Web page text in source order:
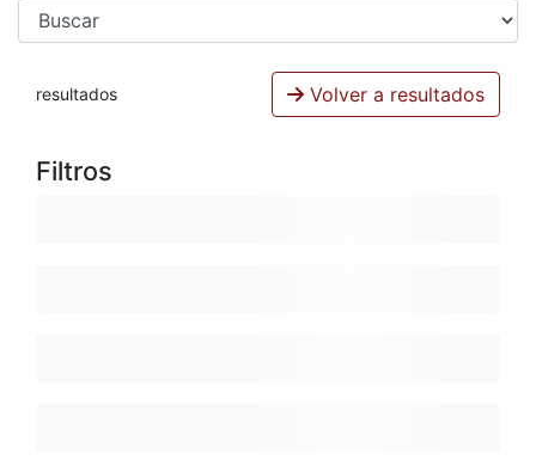
resultados Volver a resultados
Filtros